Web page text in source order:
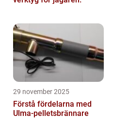
29 november 2025
Förstå fördelarna med
Ulma-pelletsbrännare